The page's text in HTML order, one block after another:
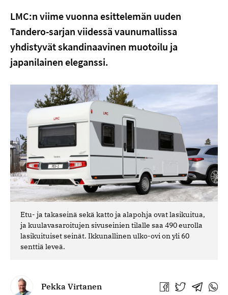
LMC:n viime vuonna esittelemän uuden
Tandero-sarjan viidessä vaunumallissa
yhdistyvät skandinaavinen muotoilu ja
japanilainen eleganssi.
Etu- ja takaseinä sekä katto ja alapohja ovat lasikuitua,
ja kuulavasaroitujen sivuseinien tilalle saa 490 eurolla
lasikuituiset seinät. Ikkunallinen ulko-ovi on yli 60
senttiä leveä.
Pekka Virtanen
Jaa Jaa Jaa Jaa